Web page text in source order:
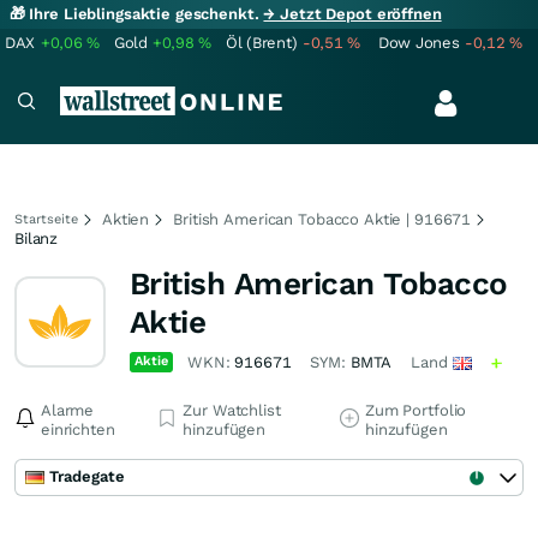
🎁 Ihre Lieblingsaktie geschenkt.→ Jetzt Depot eröffnen
DAX +0,06% Gold +0,98% Öl (Brent) -0,51% Dow Jones -0,12%
Startseite Aktien
British American Tobacco Aktie | 916671
Bilanz
British American Tobacco
Aktie
Aktie WKN:916671 SYM: BMTA Land
Alarme
einrichten
Zur Watchlist
hinzufügen
Zum Portfolio
hinzufügen
Tradegate